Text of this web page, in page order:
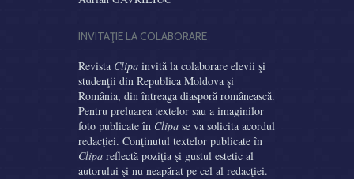
INVITAŢIE LA COLABORARE
Revista Clipa invită la colaborare elevii şi
studenţii din Republica Moldova şi
România, din întreaga diasporă românească.
Pentru preluarea textelor sau a imaginilor
foto publicate în Clipa se va solicita acordul
redacţiei. Conţinutul textelor publicate în
Clipa reflectă poziţia şi gustul estetic al
autorului şi nu neapărat pe cel al redacţiei.